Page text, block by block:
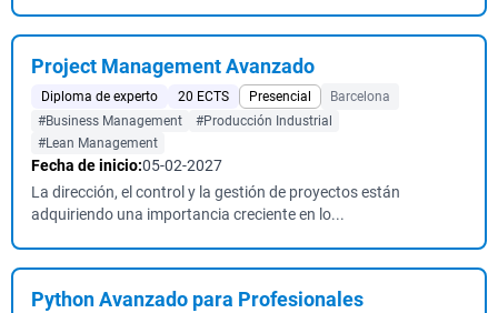
Project Management Avanzado
Diploma de experto 20 ECTS Presencial
Barcelona
#Business Management
#Producción Industrial
#Lean Management
Fecha de inicio:05-02-2027
La dirección, el control y la gestión de proyectos están
adquiriendo una importancia creciente en lo...
Python Avanzado para Profesionales